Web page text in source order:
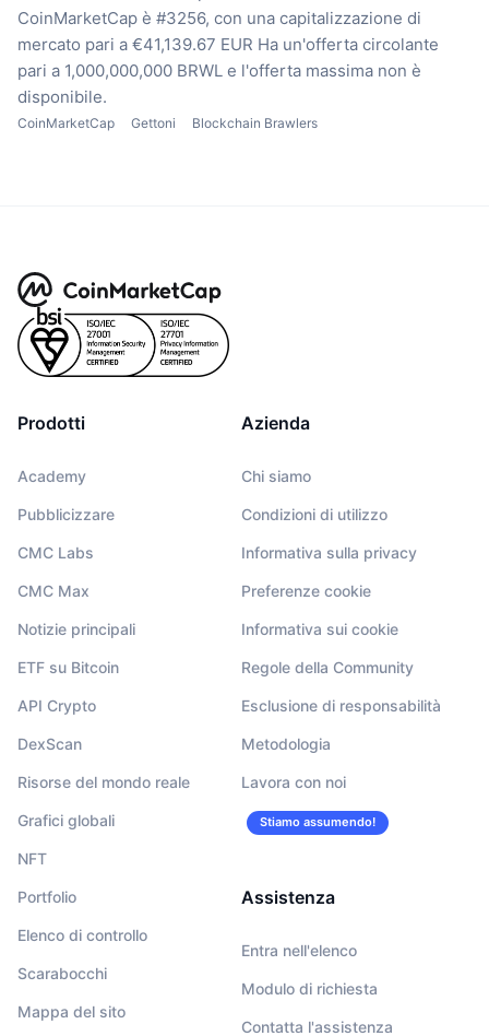
CoinMarketCap è #3256, con una capitalizzazione di
mercato pari a €41,139.67 EUR Ha un'offerta circolante
pari a 1,000,000,000 BRWL e l'offerta massima non è
disponibile.
CoinMarketCap Gettoni Blockchain Brawlers
Prodotti
Academy
Pubblicizzare
CMC Labs
CMC Max
Notizie principali
ETF su Bitcoin
API Crypto
DexScan
Risorse del mondo reale
Grafici globali
NFT
Portfolio
Elenco di controllo
Scarabocchi
Mappa del sito
Azienda
Chi siamo
Condizioni di utilizzo
Informativa sulla privacy
Preferenze cookie
Informativa sui cookie
Regole della Community
Esclusione di responsabilità
Metodologia
Lavora con noi
Stiamo assumendo!
Assistenza
Entra nell'elenco
Modulo di richiesta
Contatta l'assistenza